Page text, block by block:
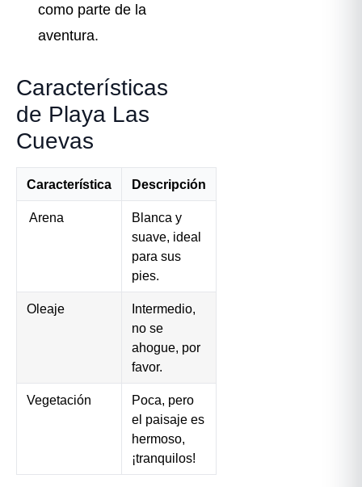
como parte de la
aventura.
Características
de Playa Las
Cuevas
Característica Descripción
️ Arena
Blanca y
suave, ideal
para sus
pies.
Oleaje
Intermedio,
no se
ahogue, por
favor.
Vegetación
Poca, pero
el paisaje es
hermoso,
¡tranquilos!